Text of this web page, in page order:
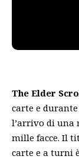
The Elder
carte e
l’arrivo di una
mille facce. Il
carte e a turni